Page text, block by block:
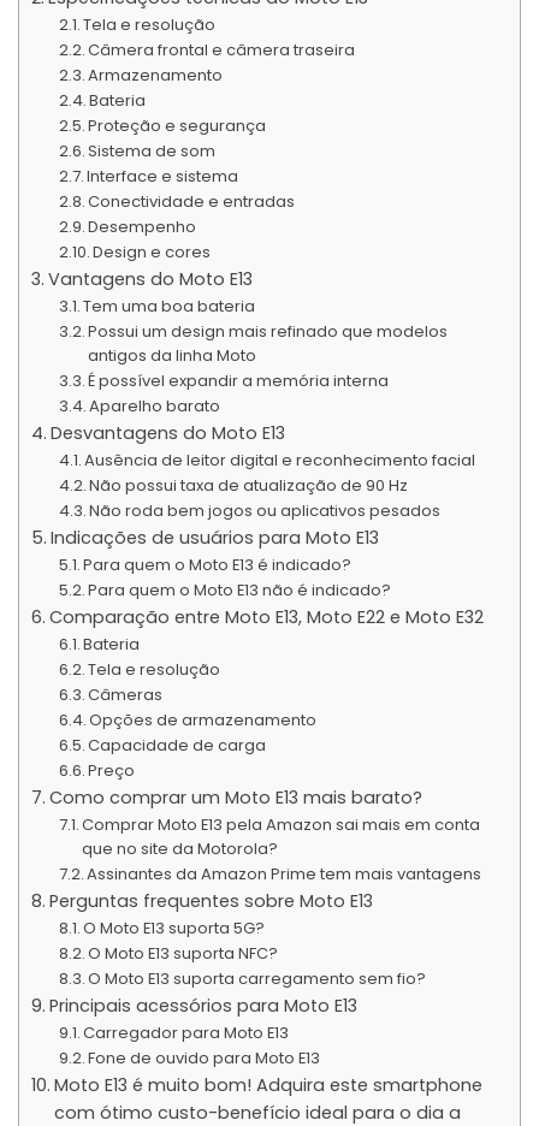
Tela e resolução
Câmera frontal e câmera traseira
Armazenamento
Bateria
Proteção e segurança
Sistema de som
Interface e sistema
Conectividade e entradas
Desempenho
Design e cores
Vantagens do Moto E13
Tem uma boa bateria
Possui um design mais refinado que modelos
antigos da linha Moto
É possível expandir a memória interna
Aparelho barato
Desvantagens do Moto E13
Ausência de leitor digital e reconhecimento facial
Não possui taxa de atualização de 90 Hz
Não roda bem jogos ou aplicativos pesados
Indicações de usuários para Moto E13
Para quem o Moto E13 é indicado?
Para quem o Moto E13 não é indicado?
Comparação entre Moto E13, Moto E22 e Moto E32
Bateria
Tela e resolução
Câmeras
Opções de armazenamento
Capacidade de carga
Preço
Como comprar um Moto E13 mais barato?
Comprar Moto E13 pela Amazon sai mais em conta
que no site da Motorola?
Assinantes da Amazon Prime tem mais vantagens
Perguntas frequentes sobre Moto E13
O Moto E13 suporta 5G?
O Moto E13 suporta NFC?
O Moto E13 suporta carregamento sem fio?
Principais acessórios para Moto E13
Carregador para Moto E13
Fone de ouvido para Moto E13
Moto E13 é muito bom! Adquira este smartphone
com ótimo custo-benefício ideal para o dia a